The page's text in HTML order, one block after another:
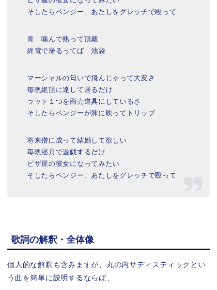
そしたらベンジー、あたしをグレッチで殴って
青 噛んで熟って頂戴
終電で帰るってば 池袋
マーシャルの匂いで飛んじゃって大変さ
毎晩絶頂に達して居るだけ
ラット１つを商売道具にしているさ
そしたらベンジーが肺に映ってトリップ
将来僧に成って結婚して欲しい
毎晩寝具で遊戯するだけ
ピザ屋の彼女になってみたい
そしたらベンジー、あたしをグレッチで殴って
歌詞の解釈・全体像
個人的な解釈も含みますが、丸の内サディスティックとい
う曲を簡単に説明するならば、